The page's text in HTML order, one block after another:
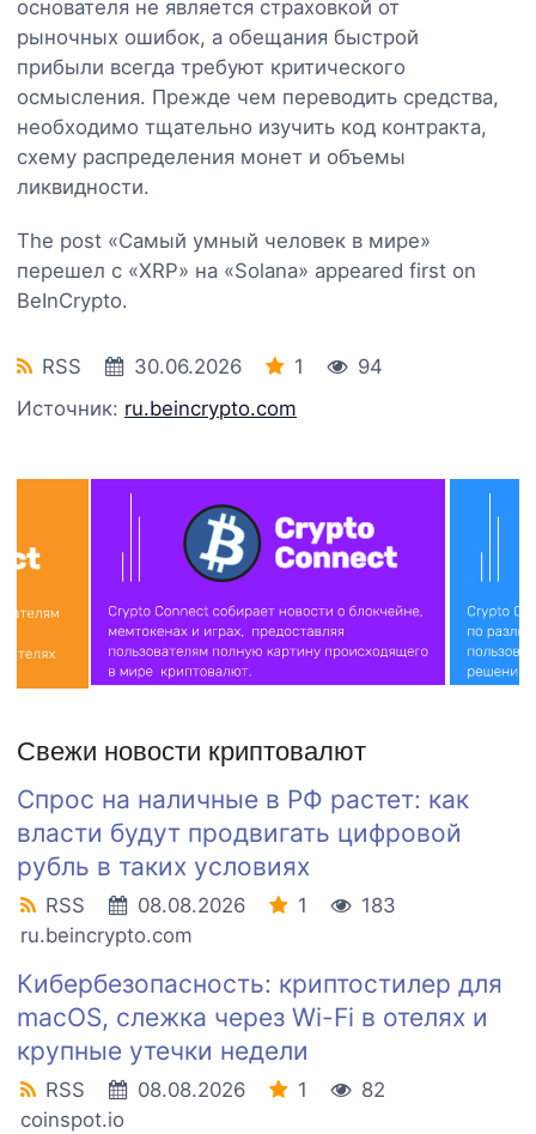
основателя не является страховкой от
рыночных ошибок, а обещания быстрой
прибыли всегда требуют критического
осмысления. Прежде чем переводить средства,
необходимо тщательно изучить код контракта,
схему распределения монет и объемы
ликвидности.
The post «Самый умный человек в мире»
перешел с «XRP» на «Solana» appeared first on
BeInCrypto.
RSS 30.06.2026 1
94
Источник: ru.beincrypto.com
Свежи новости криптовалют
Спрос на наличные в РФ растет: как
власти будут продвигать цифровой
рубль в таких условиях
RSS 08.08.2026 1
183
ru.beincrypto.com
Кибербезопасность: криптостилер для
macOS, слежка через Wi-Fi в отелях и
крупные утечки недели
RSS 08.08.2026 1
82
coinspot.io